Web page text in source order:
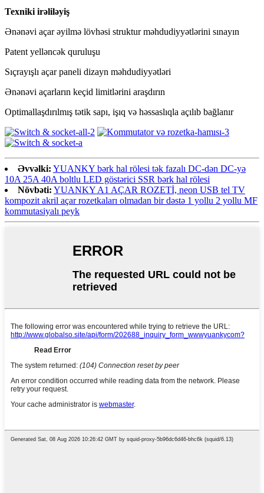
Texniki irəliləyiş
Ənənəvi açar əyilmə lövhəsi struktur məhdudiyyətlərini sınayın
Patent yelləncək quruluşu
Sıçrayışlı açar paneli dizayn məhdudiyyətləri
Ənənəvi açarların keçid limitlərini araşdırın
Optimallaşdırılmış tətik sapı, işıq və həssaslıqla açılıb bağlanır
Əvvəlki: YUANKY bərk hal rölesi tək fazalı DC-dən DC-yə
10A 25A 40A boltlu LED göstərici SSR bərk hal rölesi
Növbəti: YUANKY A1 AÇAR ROZETİ, neon USB tel TV
kompozit akril açar rozetkaları olmadan bir dəstə 1 yollu 2 yollu MF
kommutasiyalı peyk